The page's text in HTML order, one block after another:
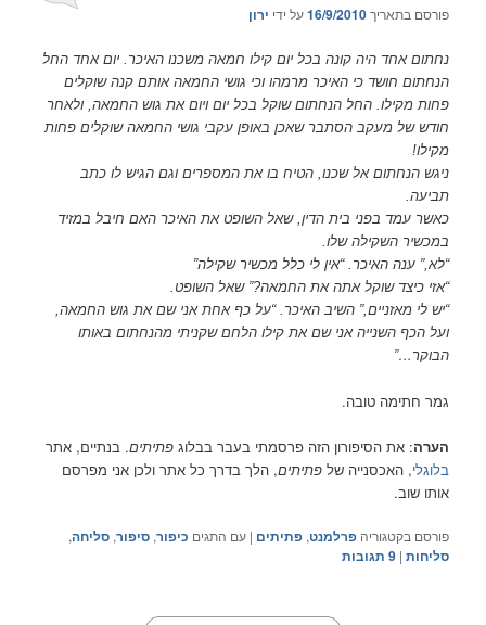
פורסם בתאריך16/9/2010על ידי ירון
נחתום אחד היה קונה בכל יום קילו חמאה משכנו האיכר. יום אחד החל
הנחתום חושד כי האיכר מרמהו וכי גושי החמאה אותם קנה שוקלים
פחות מקילו. החל הנחתום שוקל בכל יום ויום את גוש החמאה, ולאחר
חודש של מעקב הסתבר שאכן באופן עקבי גושי החמאה שוקלים פחות
מקילו!
ניגש הנחתום אל שכנו, הטיח בו את המספרים וגם הגיש לו כתב
תביעה.
כאשר עמד בפני בית הדין, שאל השופט את האיכר האם חיבל במזיד
במכשיר השקילה שלו.
“לא,” ענה האיכר. “אין לי כלל מכשיר שקילה”
“אזי כיצד שוקל אתה את החמאה?” שאל השופט.
“יש לי מאזניים,” השיב האיכר. “על כף אחת אני שם את גוש החמאה,
ועל הכף השנייה אני שם את קילו הלחם שקניתי מהנחתום באותו
הבוקר…”
גמר חתימה טובה.
הערה: את הסיפורון הזה פרסמתי בעבר בבלוגפתיתים. בנתיים, אתר
בלוגלי, האכסנייה שלפתיתים, הלך בדרך כל אתר ולכן אני מפרסם
אותו שוב.
פורסם בקטגוריה פרלמנט,פתיתים |עם התגים כיפור,סיפור,סליחה,
סליחות |
9 תגובות